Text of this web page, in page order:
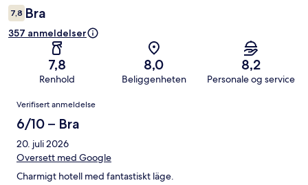
7,8 Bra
357 anmeldelser
7,8
Renhold
8,0
Beliggenheten
8,2
Personale og service
Anmeldelser
Verifisert anmeldelse
6/10 – Bra
20. juli 2026
Oversett med Google
Charmigt hotell med fantastiskt läge.